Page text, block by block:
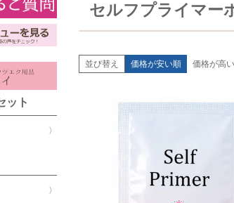
ット
セルフプライマー
並び替え 価格が安い順 価格が高